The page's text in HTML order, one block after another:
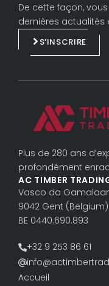
De cette façon,
dernières actualités
S’INSCRIRE
Plus de 280 ans
profondément
AC TIMBER
Vasco da
9042 Gent (Belgium)
BE 0440.690.893
+32 9 253 86 61
Accueil